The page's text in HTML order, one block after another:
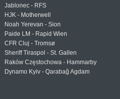
Jablonec - RFS
HJK - Motherwell
Noah Yerevan - Sion
Paide LM - Rapid Wien
CFR Cluj - Tromsø
Sheriff Tiraspol - St. Gallen
Raków Częstochowa - Hammarby
Dynamo Kyiv - Qarabağ Agdam